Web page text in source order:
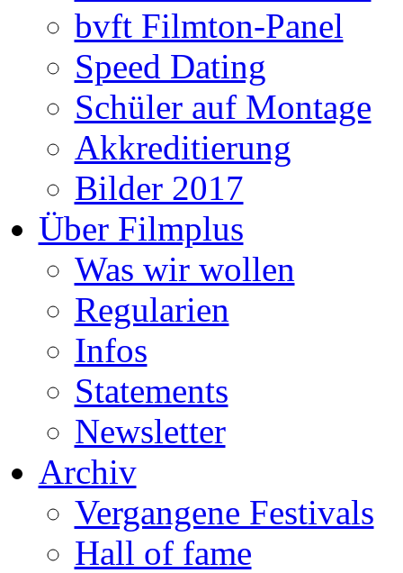
bvft Filmton-Panel
Speed Dating
Schüler auf Montage
Akkreditierung
Bilder 2017
Über Filmplus
Was wir wollen
Regularien
Infos
Statements
Newsletter
Archiv
Vergangene Festivals
Hall of fame